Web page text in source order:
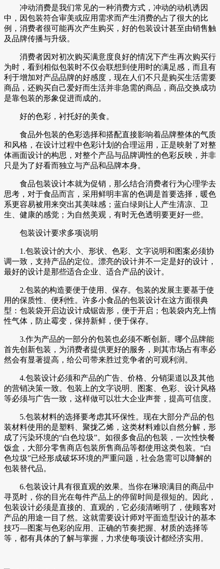
冲动消费是我们常见的一种消费方式，冲动的动机诱因
中，因包装符合审美或应用需求而产生消费的占了很大的比
例，消费者很可能再次产生购买，好的包装设计甚至由销售触
及品牌传播与升级。
消费者因对初次购买满意度良好的情况下产生再次购买行
为时，看到相似包装时不仅会联想到使用时的满足感，而且有
利于增加对产品品牌的好感度，现在人们不只是购买生活需要
商品，还购买自己爱好而生活并非急需的商品，商品交换成功
是靠包装的形象促进而成的。
好的色彩，衬托好的美食。
食品外包装的色彩选择和搭配直接影响着品牌整体的气质
和风格，在设计过程中色彩计划的合理运用，正是映射了对整
体画面设计的构思，对整个产品与品牌调性的色彩反映，并非
只是为了好看而独立与产品和品牌本身。
食品包装设计本就为促销，那么结合消费者行为心理学去
思考，对于食品而言，采用鲜明丰富的色调是首要选择，暖色
系更容易被用来突出其美味感；蓝白绿则让人产生清凉、卫
生、健康的感觉；为自然美观，有时无色透明要更好一些。
包装设计要求多项说明
1.包装设计的大小、形状、色彩、文字说明和图案必须协
调一致，支持产品的定位。漂亮的设计并不一定是好的设计，
最好的设计是那些适合企业、适合产品的设计。
2.包装的构造要便于使用、保存。包装的发展主要基于使
用的保质性、便利性。许多小食品的包装设计在这方面很典
型：包装袋开启边设计成锯齿形，便于开启；包装袋内充上惰
性气体，防止霉变，保持新鲜，便于保存。
3.作为产品的一部分的包装也必须不断创新。哪个品牌能
首先创新包装，为消费者提供更好的服务，则其市场占有率必
然会有显著提高，给公司带来胜过竞争者的可观利润。
4.包装设计必须和产品的广告、价格、分销渠道以及其他
的营销决策一致。包装上的文字说明、图案、色彩、设计风格
等必须与广告一致，这样做可以壮大企业声誉，提高可信度。
5.包装材料的选择要考虑其环保性。现在大部分产品的包
装材料使用的是塑料、聚拢乙烯，这类材料难以自然分解，形
成了污染环境的“白色垃圾”。如很多食品的包装，一次性快餐
饭盒，大部分零售商店包装所售商品等都使用这类包装。“白
色垃圾”已经形成破坏环境的严重问题，社会急需可以降解的
包装替代品。
6.包装设计具有很直观的效果。当你在琳琅满目的商品中
寻觅时，你的目光在每件产品上的停留时间是很短的。因此，
包装设计必须是直接的、直观的，它必须清晰明了，使顾客对
产品的用途一目了然。这就需要设计师对平面造型设计的基本
技巧—图案与色彩的应用、正确的节奏把握、材质的选择等
等，都有具体的了解与掌握，力求使每项设计都经济实用。